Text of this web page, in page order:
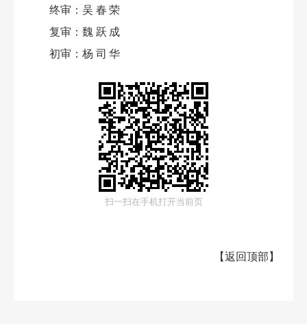
终审： 吴春荣
复审： 魏跃成
初审： 杨司华
扫一扫在手机打开当前页
【返回顶部 】